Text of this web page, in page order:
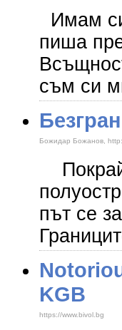
Имам
пиша
съм си
Божидар Божанов,
Покрай
път се
KGB
https://www.bivol.bg